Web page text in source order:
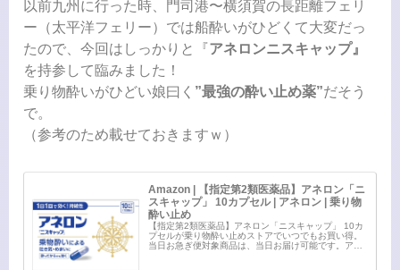
以前九州に行った時、門司港〜横須賀の長距離フェリ
ー（太平洋フェリー）では船酔いがひどくて大変だっ
たので、今回はしっかりと『アネロンニスキャップ』
を持参して臨みました！
乗り物酔いがひどい娘曰く ”最強の酔い止め薬”だそう
で。
（参考のため載せておきますｗ）
Amazon | 【指定第2類医薬品】アネロン「ニ
スキャップ」 10カプセル | アネロン | 乗り物
酔い止め
【指定第2類医薬品】アネロン「ニスキャップ」 10カ
プセルが乗り物酔い止めストアでいつでもお買い得。
当日お急ぎ便対象商品は、当日お届け可能です。アマ